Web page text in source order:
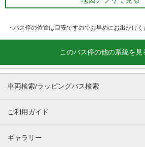
・バス停の位置は目安ですのでお早めにお出かけく
このバス停の他の系統を見
車両検索/ラッピングバス検索
ご利用ガイド
ギャラリー